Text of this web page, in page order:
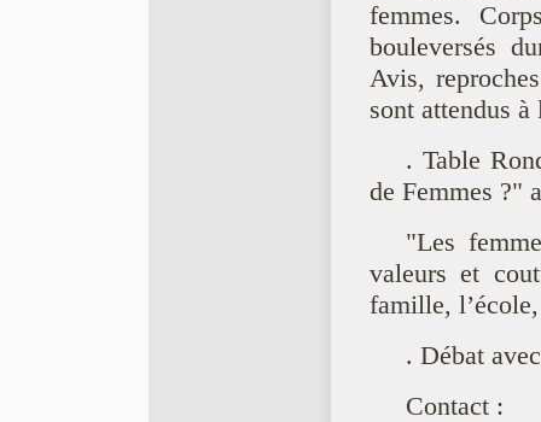
femmes.
bouleversés
Avis,
sont attendus
. Table
de Femmes ?"
"Les
valeurs et
famille,
. Débat
Contact :